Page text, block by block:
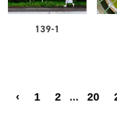
139-1
‹ 1 2 ... 20